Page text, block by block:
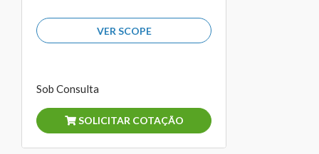
VER SCOPE
Sob Consulta
SOLICITAR COTAÇÃO